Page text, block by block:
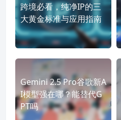
跨境必看，纯净IP的三
大黄金标准与应用指南
Gemini 2.5 Pro谷歌新A
I模型强在哪？能替代G
PT吗